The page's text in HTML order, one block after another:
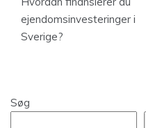
ejendomsinvesteringer i
Sverige?
Søg